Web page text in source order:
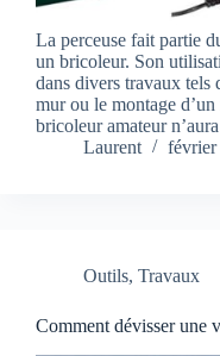
La perceuse fait partie
un bricoleur. Son
dans divers travaux tels
mur ou le montage
bricoleur amateur
Laurent
février
Outils, Travaux
Comment dévisser une